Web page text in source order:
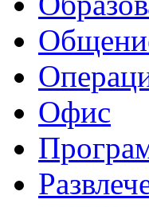
Офис